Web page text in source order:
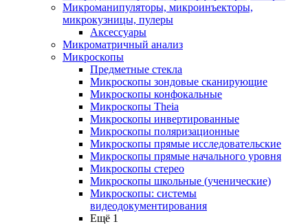
Микроманипуляторы, микроинъекторы,
микрокузницы, пулеры
Аксессуары
Микроматричный анализ
Микроскопы
Предметные стекла
Микроскопы зондовые сканирующие
Микроскопы конфокальные
Микроскопы Theia
Микроскопы инвертированные
Микроскопы поляризационные
Микроскопы прямые исследовательские
Микроскопы прямые начального уровня
Микроскопы стерео
Микроскопы школьные (ученические)
Микроскопы: системы
видеодокументирования
Ещё 1